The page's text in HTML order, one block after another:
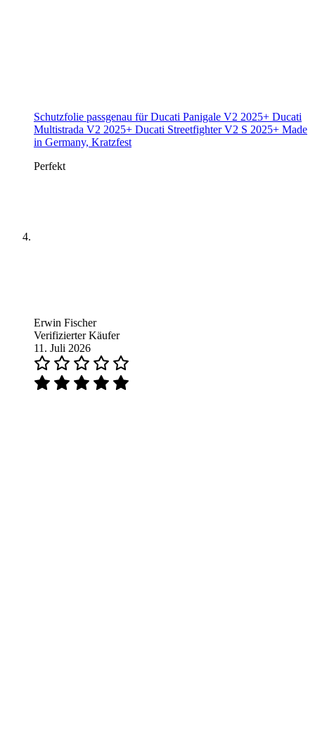
Schutzfolie passgenau für Ducati Panigale V2 2025+ Ducati
Multistrada V2 2025+ Ducati Streetfighter V2 S 2025+ Made
in Germany, Kratzfest
Perfekt
Erwin Fischer
Verifizierter Käufer
11. Juli 2026